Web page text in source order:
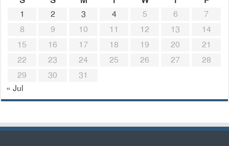
1
2 3 4 5 6
7
8
9 10 11 12 13
14
15
16 17 18 19 20
21
22
23 24 25 26 27
28
29
30
31
« Jul